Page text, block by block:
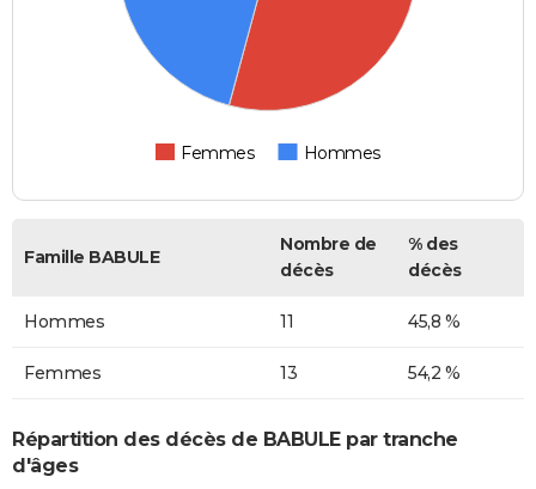
Femmes Hommes
Famille BABULE
Nombre de
décès
% des
décès
Hommes 11 45,8 %
Femmes 13 54,2 %
Répartition des décès de BABULE par tranche
d'âges